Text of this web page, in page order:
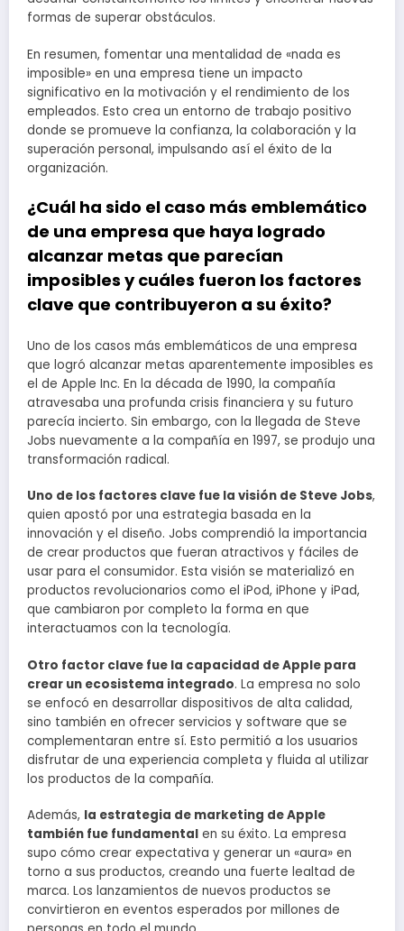
formas de superar obstáculos.
En resumen, fomentar una mentalidad de «nada es
imposible» en una empresa tiene un impacto
significativo en la motivación y el rendimiento de los
empleados. Esto crea un entorno de trabajo positivo
donde se promueve la confianza, la colaboración y la
superación personal, impulsando así el éxito de la
organización.
¿Cuál ha sido el caso más emblemático
de una empresa que haya logrado
alcanzar metas que parecían
imposibles y cuáles fueron los factores
clave que contribuyeron a su éxito?
Uno de los casos más emblemáticos de una empresa
que logró alcanzar metas aparentemente imposibles es
el de Apple Inc. En la década de 1990, la compañía
atravesaba una profunda crisis financiera y su futuro
parecía incierto. Sin embargo, con la llegada de Steve
Jobs nuevamente a la compañía en 1997, se produjo una
transformación radical.
Uno de los factores clave fue la visión de Steve Jobs,
quien apostó por una estrategia basada en la
innovación y el diseño. Jobs comprendió la importancia
de crear productos que fueran atractivos y fáciles de
usar para el consumidor. Esta visión se materializó en
productos revolucionarios como el iPod, iPhone y iPad,
que cambiaron por completo la forma en que
interactuamos con la tecnología.
Otro factor clave fue la capacidad de Apple para
crear un ecosistema integrado. La empresa no solo
se enfocó en desarrollar dispositivos de alta calidad,
sino también en ofrecer servicios y software que se
complementaran entre sí. Esto permitió a los usuarios
disfrutar de una experiencia completa y fluida al utilizar
los productos de la compañía.
Además, la estrategia de marketing de Apple
también fue fundamental en su éxito. La empresa
supo cómo crear expectativa y generar un «aura» en
torno a sus productos, creando una fuerte lealtad de
marca. Los lanzamientos de nuevos productos se
convirtieron en eventos esperados por millones de